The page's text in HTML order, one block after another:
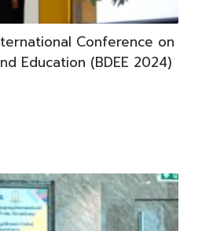
Conference on
Education (BDEE 2024)